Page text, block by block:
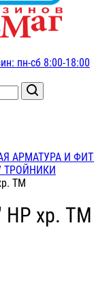
пн-сб 8:00-18:00
АРМАТУРА И
ТРОЙНИКИ
TM
НР хр. TM